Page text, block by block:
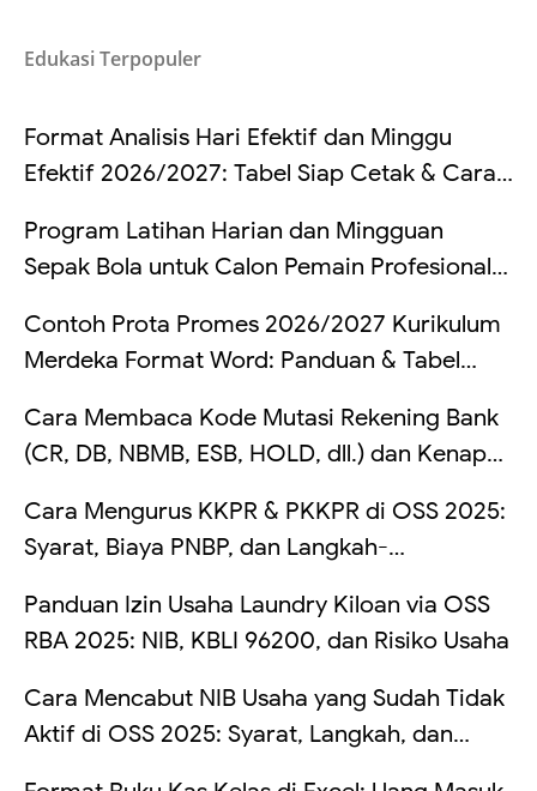
Edukasi Terpopuler
Format Analisis Hari Efektif dan Minggu
Efektif 2026/2027: Tabel Siap Cetak & Cara
Program Latihan Harian dan Mingguan
Sepak Bola untuk Calon Pemain Profesional
Contoh Prota Promes 2026/2027 Kurikulum
Merdeka Format Word: Panduan & Tabel
Cara Membaca Kode Mutasi Rekening Bank
(CR, DB, NBMB, ESB, HOLD, dll.) dan Kenapa
Cara Mengurus KKPR & PKKPR di OSS 2025:
Syarat, Biaya PNBP, dan Langkah-
Panduan Izin Usaha Laundry Kiloan via OSS
RBA 2025: NIB, KBLI 96200, dan Risiko Usaha
Cara Mencabut NIB Usaha yang Sudah Tidak
Aktif di OSS 2025: Syarat, Langkah, dan